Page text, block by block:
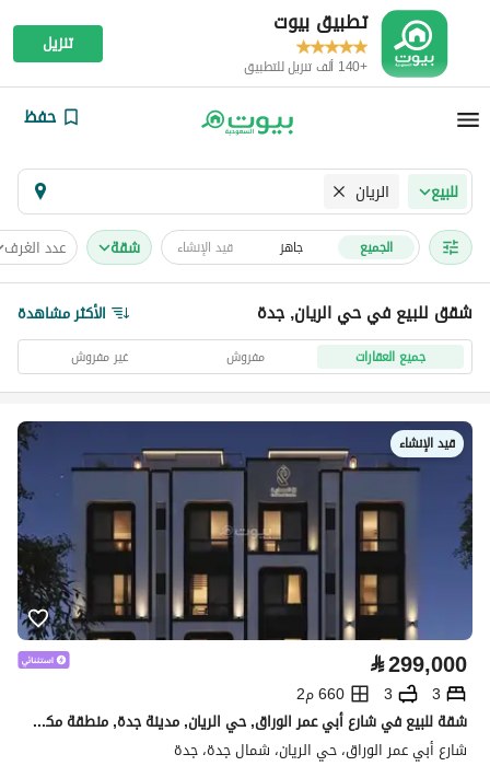
تطبيق بيوت
+140 ألف تنزيل للتطبيق
تنزيل
حفظ
للبيع الريان
الجميع جاهز قيد الإنشاء شقة عدد الغرف
شقق للبيع في حي الريان, جدة الأكثر مشاهدة
جميع العقارات مفروش غير مفروش
قيد الإنشاء
⃁299,000
3
3
660 م2
شقة للبيع في شارع أبي عمر الوراق, حي الريان, مدينة جدة, منطقة مكة المكرمة
شارع أبي عمر الوراق، حي الريان، شمال جدة، جدة